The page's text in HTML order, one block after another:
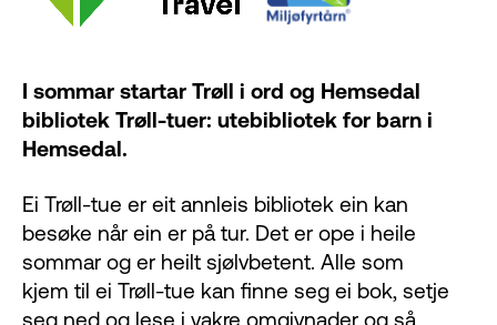
I sommar startar Trøll i ord og Hemsedal
bibliotek Trøll-tuer: utebibliotek for barn i
Hemsedal.
Ei Trøll-tue er eit annleis bibliotek ein kan
besøke når ein er på tur. Det er ope i heile
sommar og er heilt sjølvbetent. Alle som
kjem til ei Trøll-tue kan finne seg ei bok, setje
seg ned og lese i vakre omgivnader og så